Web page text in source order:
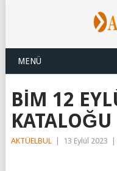
MENÜ
BİM 12
KATALOĞU
AKTÜELBUL 13 Eylül 2023